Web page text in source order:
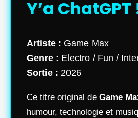
Y’a ChatGPT
Artiste : Game Max
Genre : Electro / Fun /
Sortie : 2026
Ce titre original de Game
humour, technologie et